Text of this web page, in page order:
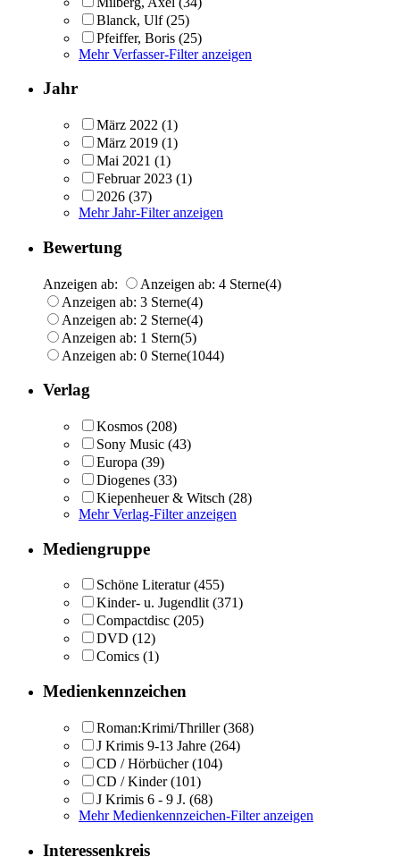
Blanck, Ulf (25)
Pfeiffer, Boris (25)
Mehr Verfasser-Filter anzeigen
Jahr
März 2022 (1)
März 2019 (1)
Mai 2021 (1)
Februar 2023 (1)
2026 (37)
Mehr Jahr-Filter anzeigen
Bewertung
Anzeigen ab: Anzeigen ab: 4 Sterne(4)
Anzeigen ab: 3 Sterne(4)
Anzeigen ab: 2 Sterne(4)
Anzeigen ab: 1 Stern(5)
Anzeigen ab: 0 Sterne(1044)
Verlag
Kosmos (208)
Sony Music (43)
Europa (39)
Diogenes (33)
Kiepenheuer & Witsch (28)
Mehr Verlag-Filter anzeigen
Mediengruppe
Schöne Literatur (455)
Kinder- u. Jugendlit (371)
Compactdisc (205)
DVD (12)
Comics (1)
Medienkennzeichen
Roman:Krimi/Thriller (368)
J Krimis 9-13 Jahre (264)
CD / Hörbücher (104)
CD / Kinder (101)
J Krimis 6 - 9 J. (68)
Mehr Medienkennzeichen-Filter anzeigen
Interessenkreis